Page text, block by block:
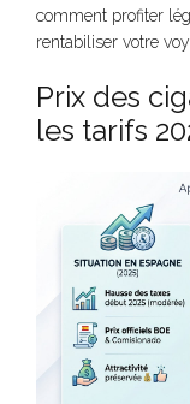
comment profiter
rentabiliser votre
Prix des
les tarifs